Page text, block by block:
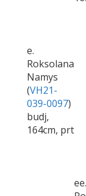
e.
Roksolana
Namys
(VH21-
039-0097)
budj,
164cm, prt